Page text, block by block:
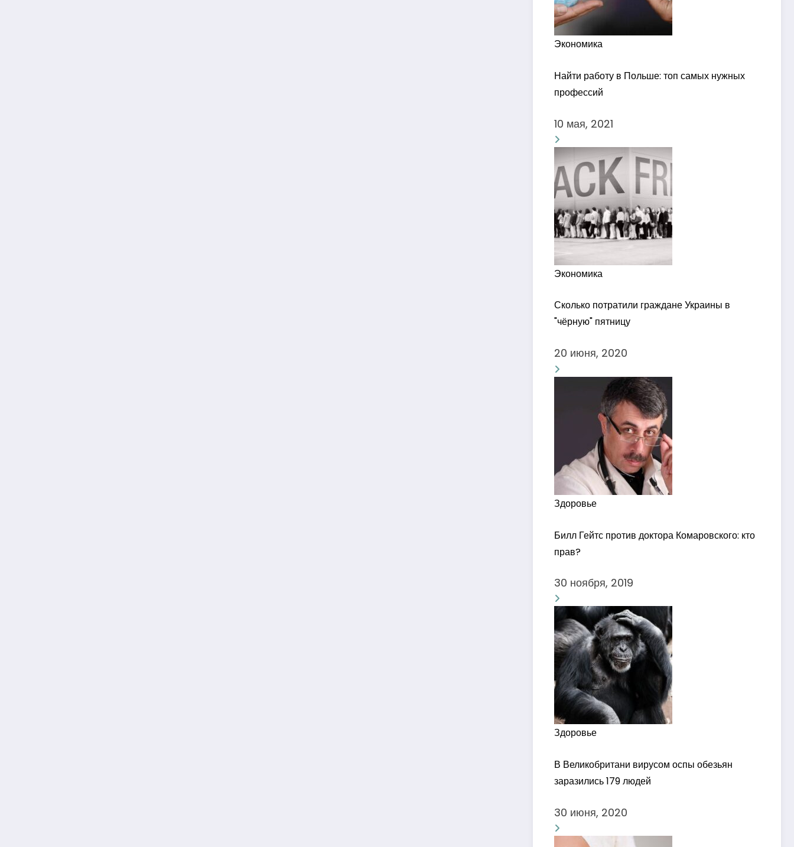
Экономика
Найти работу в Польше: топ самых нужных
профессий
10 мая, 2021
Экономика
Сколько потратили граждане Украины в
"чёрную" пятницу
20 июня, 2020
Здоровье
Билл Гейтс против доктора Комаровского: кто
прав?
30 ноября, 2019
Здоровье
В Великобритани вирусом оспы обезьян
заразились 179 людей
30 июня, 2020